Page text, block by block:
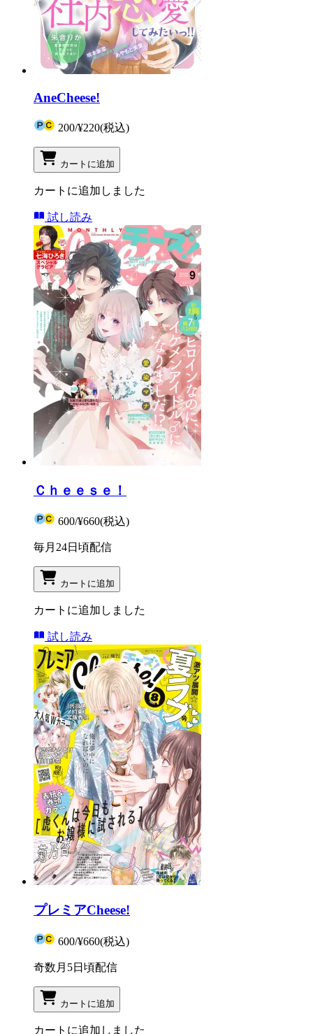
AneCheese!
200/¥220(税込)
カートに追加
カートに追加しました
試し読み
Ｃｈｅｅｓｅ！
600/¥660(税込)
毎月24日頃配信
カートに追加
カートに追加しました
試し読み
プレミアCheese!
600/¥660(税込)
奇数月5日頃配信
カートに追加
カートに追加しました